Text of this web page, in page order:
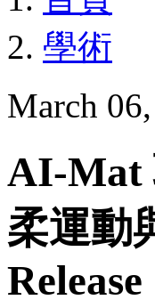
學術
March
AI-Mat
柔運動
Release